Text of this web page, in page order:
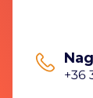
+36